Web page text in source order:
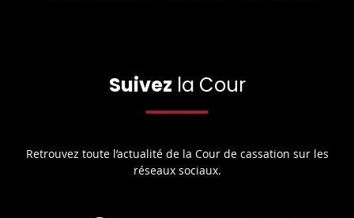
Suivez la Cour
Retrouvez toute l’actualité de la Cour de cassation sur les
réseaux sociaux.